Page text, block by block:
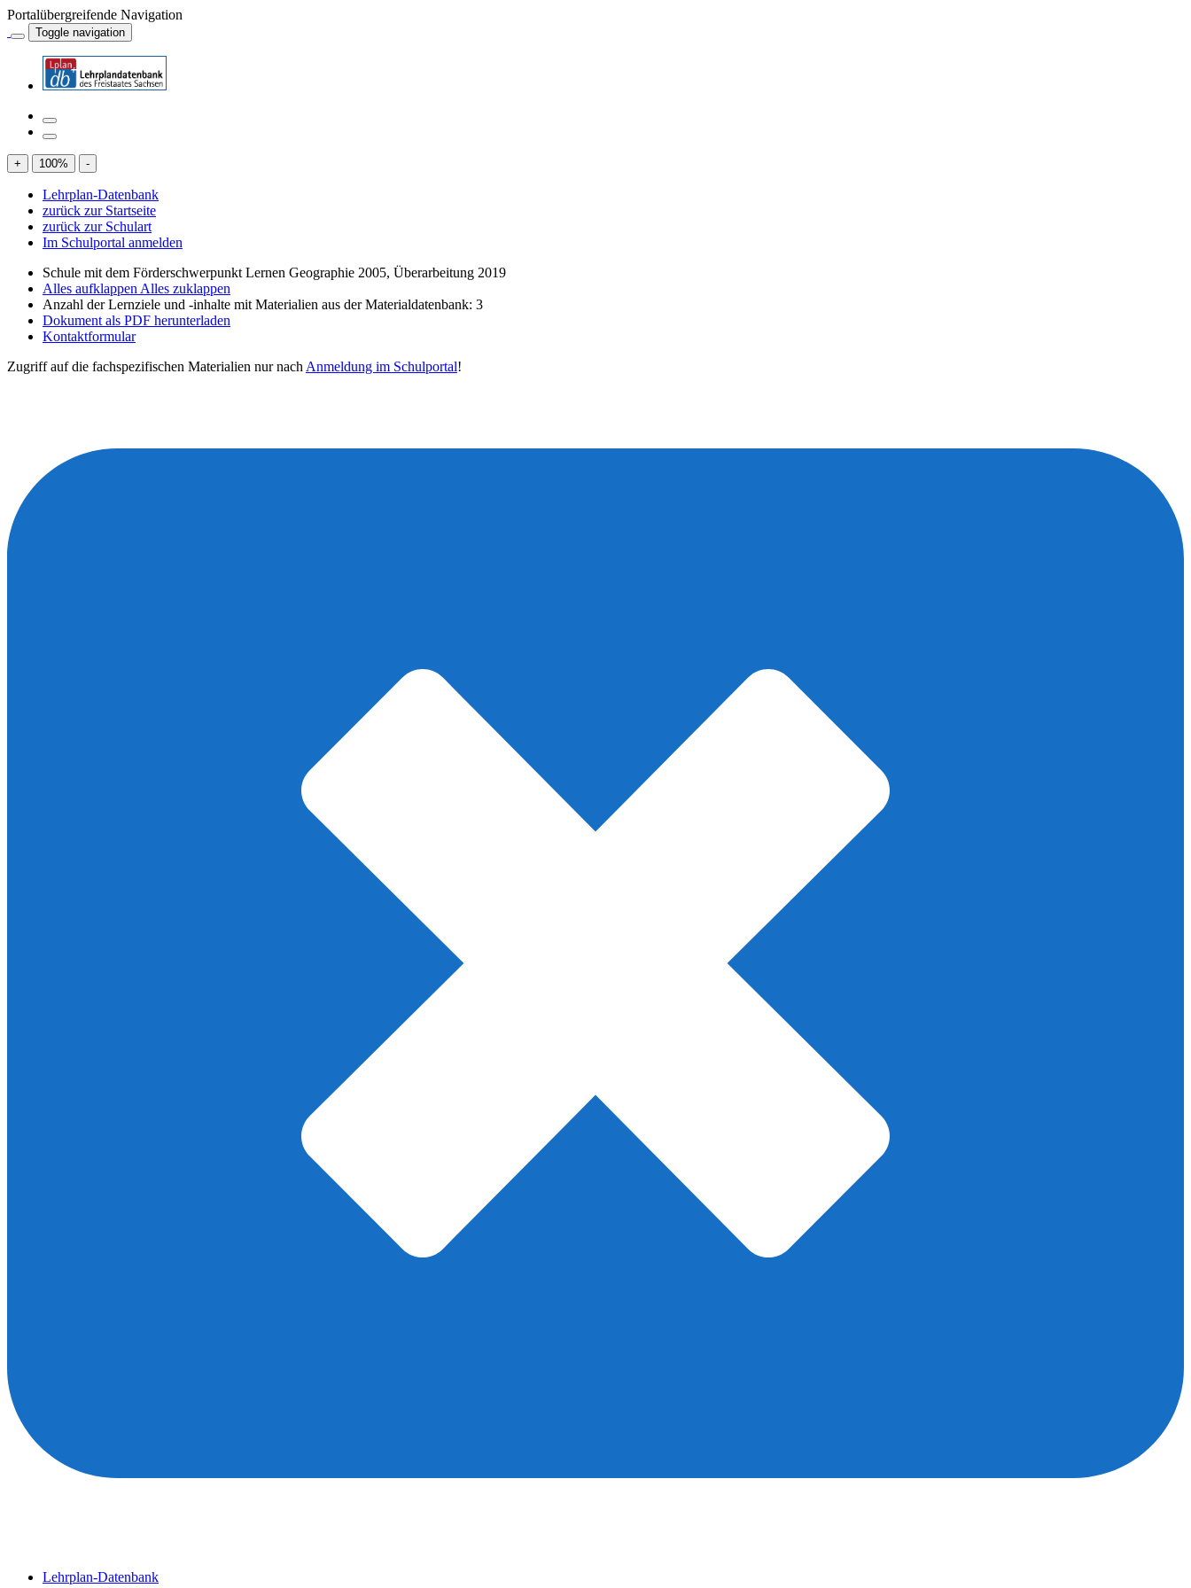
Portalübergreifende Navigation
Toggle navigation
+ 100% -
Lehrplan-Datenbank
zurück zur Startseite
zurück zur Schulart
Im Schulportal anmelden
Schule mit dem Förderschwerpunkt Lernen Geographie 2005, Überarbeitung 2019
Alles aufklappen Alles zuklappen
Anzahl der Lernziele und -inhalte mit Materialien aus der Materialdatenbank: 3
Dokument als PDF herunterladen
Kontaktformular
Zugriff auf die fachspezifischen Materialien nur nach Anmeldung im Schulportal!
Lehrplan-Datenbank